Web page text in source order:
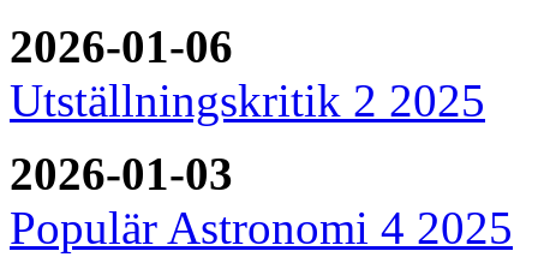
2026-01-06
Utställningskritik 2 2025
2026-01-03
Populär Astronomi 4 2025